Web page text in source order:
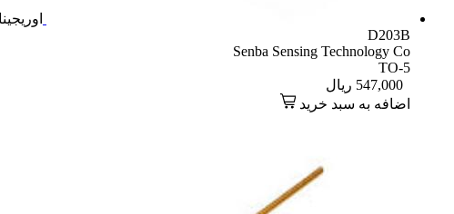
D203B
Senba Sensing Technology Co
TO-5
547,000 ریال
اضافه به سبد خرید